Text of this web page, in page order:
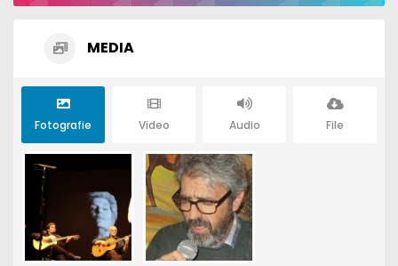
MEDIA
Fotografie Video Audio File